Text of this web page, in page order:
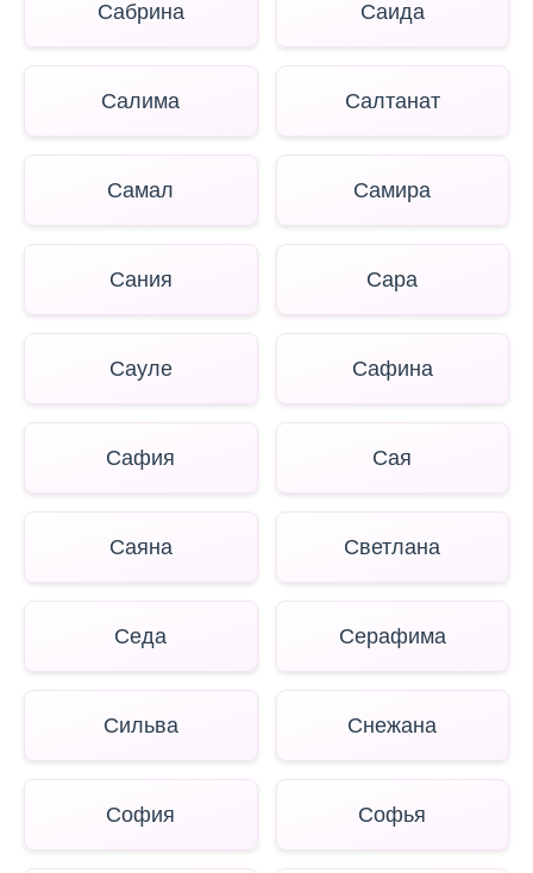
Сабрина Саида
Салима Салтанат
Самал Самира
Сания Сара
Сауле Сафина
Сафия Сая
Саяна Светлана
Седа Серафима
Сильва Снежана
София Софья